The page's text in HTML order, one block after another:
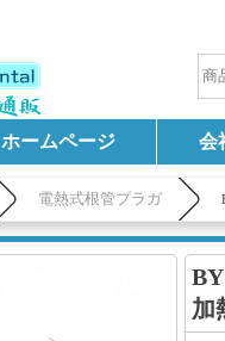
ホームページ 会
電熱式根管プラガ
加